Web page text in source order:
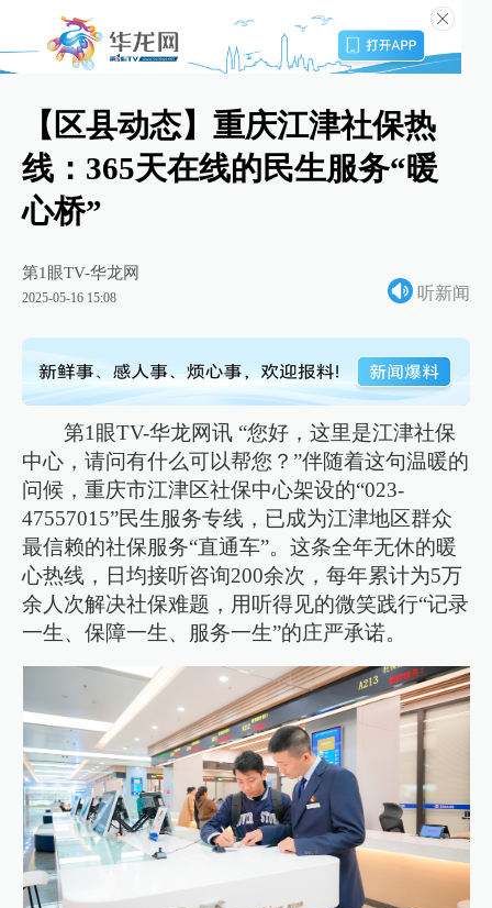
【区县动态】重庆江津社保热
线：365天在线的民生服务“暖
心桥”
第1眼TV-华龙网
2025-05-16 15:08 听新闻
第1眼TV-华龙网讯 “您好，这里是江津社保
中心，请问有什么可以帮您？”伴随着这句温暖的
问候，重庆市江津区社保中心架设的“023-
47557015”民生服务专线，已成为江津地区群众
最信赖的社保服务“直通车”。这条全年无休的暖
心热线，日均接听咨询200余次，每年累计为5万
余人次解决社保难题，用听得见的微笑践行“记录
一生、保障一生、服务一生”的庄严承诺。